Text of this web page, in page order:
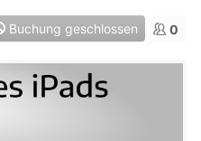
Buchung geschlossen 0